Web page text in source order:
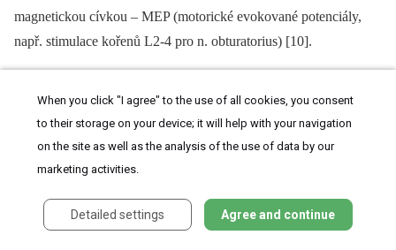
magnetickou cívkou –⁠ MEP (motorické evokované potenciály,
např. stimulace kořenů L2-4 pro n. obturatorius) [10].
nerv, tak i případnou patologickou strukturu v jeho okolí. Využívá
se jak ultrasonografie, tak MRI, případně CT.
TERAPIE
When you click "I agree" to the use of all cookies, you consent
to their storage on your device; it will help with your navigation
on the site as well as the analysis of the use of data by our
marketing activities.
Detailed settings Agree and continue